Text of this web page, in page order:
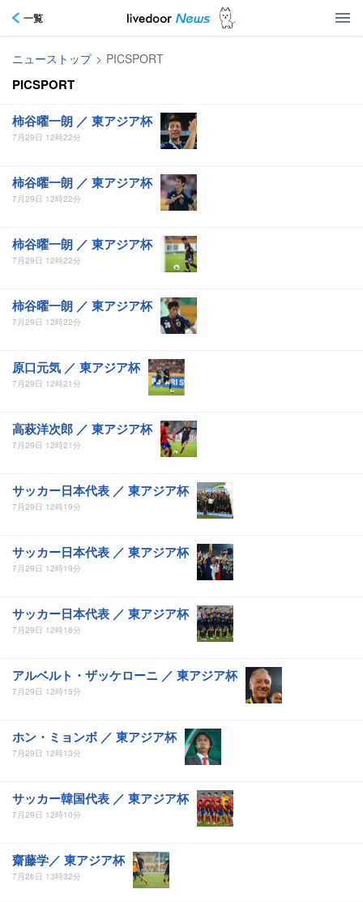
一覧
ニューストップ > PICSPORT
PICSPORT
柿谷曜一朗 ／ 東アジア杯
7月29日 12時22分
柿谷曜一朗 ／ 東アジア杯
7月29日 12時22分
柿谷曜一朗 ／ 東アジア杯
7月29日 12時22分
柿谷曜一朗 ／ 東アジア杯
7月29日 12時22分
原口元気 ／ 東アジア杯
7月29日 12時21分
高萩洋次郎 ／ 東アジア杯
7月29日 12時21分
サッカー日本代表 ／ 東アジア杯
7月29日 12時19分
サッカー日本代表 ／ 東アジア杯
7月29日 12時19分
サッカー日本代表 ／ 東アジア杯
7月29日 12時18分
アルベルト・ザッケローニ ／ 東アジア杯
7月29日 12時15分
ホン・ミョンボ ／ 東アジア杯
7月29日 12時13分
サッカー韓国代表 ／ 東アジア杯
7月29日 12時10分
齋藤学／ 東アジア杯
7月26日 13時32分